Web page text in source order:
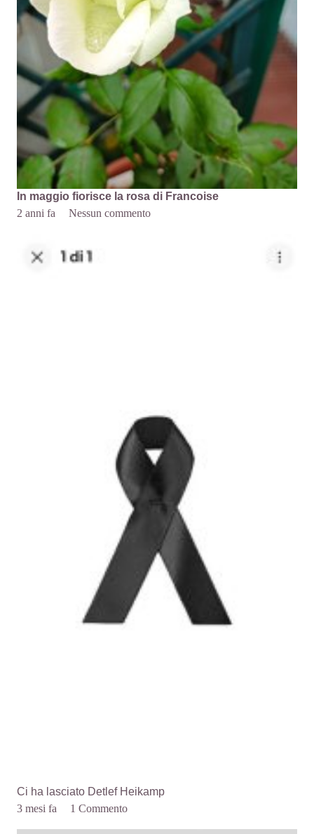
In maggio fiorisce la rosa di Francoise
2 anni fa
Nessun commento
Ci ha lasciato Detlef Heikamp
3 mesi fa
1Commento